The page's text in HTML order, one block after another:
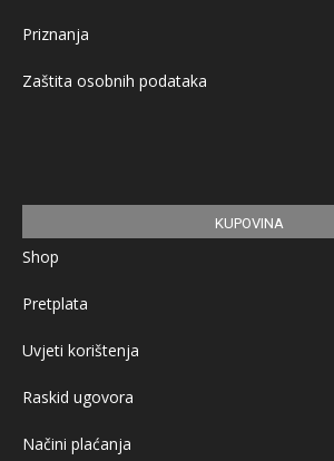
Priznanja
Zaštita osobnih podataka
KUPOVINA
Shop
Pretplata
Uvjeti korištenja
Raskid ugovora
Načini plaćanja